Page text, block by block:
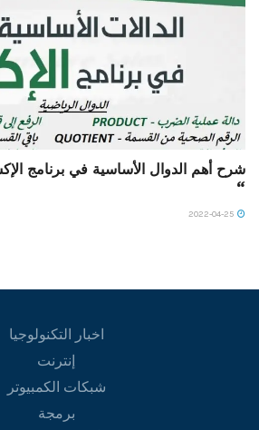
شرح أهم الدوال الأساسية في برنامج
“
اخبار التكنولوجيا
إنترنت
شبكات الكمبيوتر
برمجة